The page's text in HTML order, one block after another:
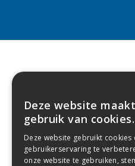
02/
Deze website maakt
gebruik van cookies.
Deze website gebruikt cookies
gebruikerservaring te
onze website te gebruiken,